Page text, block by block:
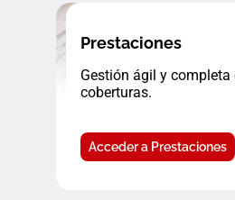
Prestaciones
Gestión ágil y completa
coberturas.
Acceder a Prestaciones